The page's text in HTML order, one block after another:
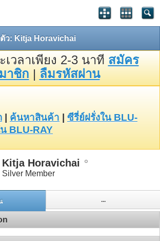
ว: Kitja Horavichai
วลาเพียง 2-3 นาที สมัคร
าชิก | ลืมรหัสผ่าน
ค้นหาสินค้า
ซีรี่ย์ฝรั่งใน BLU-
BLU-RAY
Kitja Horavichai
Silver Member
...